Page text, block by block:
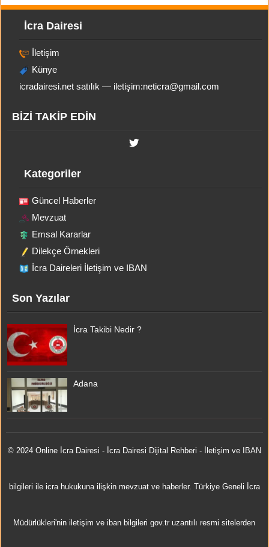
İcra Dairesi
İletişim
Künye
icradairesi.net satılık — iletişim:neticra@gmail.com
BİZİ TAKİP EDİN
Kategoriler
Güncel Haberler
Mevzuat
Emsal Kararlar
Dilekçe Örnekleri
İcra Daireleri İletişim ve IBAN
Son Yazılar
İcra Takibi Nedir ?
Adana
© 2024 Online İcra Dairesi - İcra Dairesi Dijital Rehberi - İletişim ve IBAN
bilgileri ile icra hukukuna ilişkin mevzuat ve haberler. Türkiye Geneli İcra
Müdürlükleri'nin iletişim ve iban bilgileri gov.tr uzantılı resmi sitelerden